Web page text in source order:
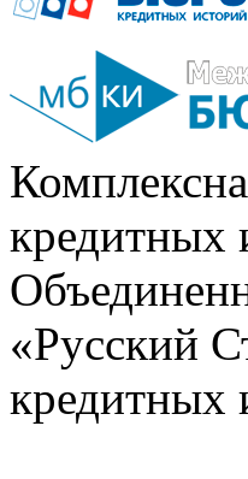
кредитных
«Русский
кредитных